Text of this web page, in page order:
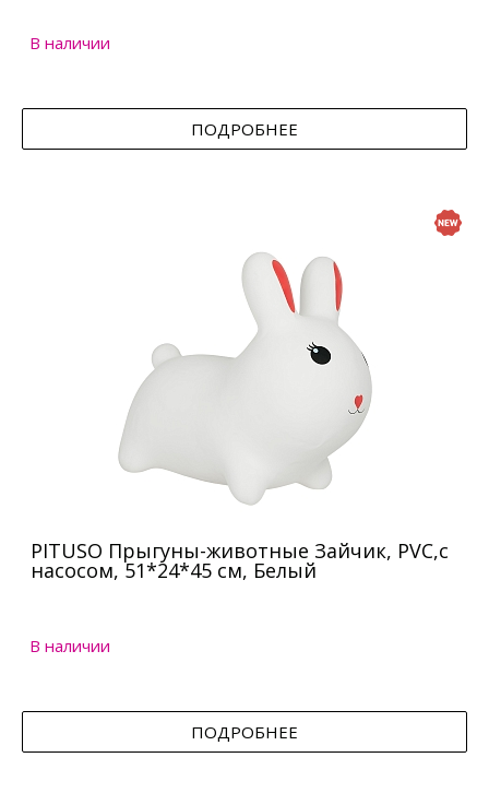
В наличии
ПОДРОБНЕЕ
PITUSO Прыгуны-животные Зайчик, PVC,с
насосом, 51*24*45 см, Белый
В наличии
ПОДРОБНЕЕ